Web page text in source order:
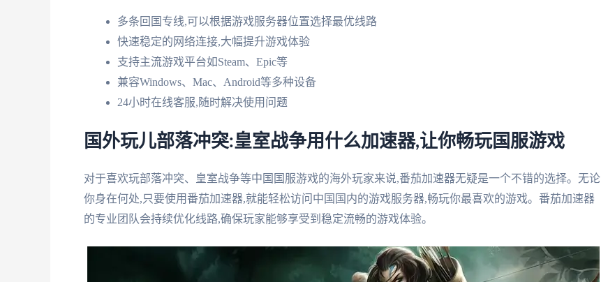
多条回国专线,可以根据游戏服务器位置选择最优线路
快速稳定的网络连接,大幅提升游戏体验
支持主流游戏平台如Steam、Epic等
兼容Windows、Mac、Android等多种设备
24小时在线客服,随时解决使用问题
国外玩儿部落冲突:皇室战争用什么加速器,让你畅玩国服游戏
对于喜欢玩部落冲突、皇室战争等中国国服游戏的海外玩家来说,番茄加速器无疑是一个不错的选择。无论
你身在何处,只要使用番茄加速器,就能轻松访问中国国内的游戏服务器,畅玩你最喜欢的游戏。番茄加速器
的专业团队会持续优化线路,确保玩家能够享受到稳定流畅的游戏体验。